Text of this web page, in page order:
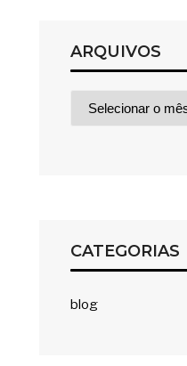
ARQUIVOS
CATEGORIAS
blog